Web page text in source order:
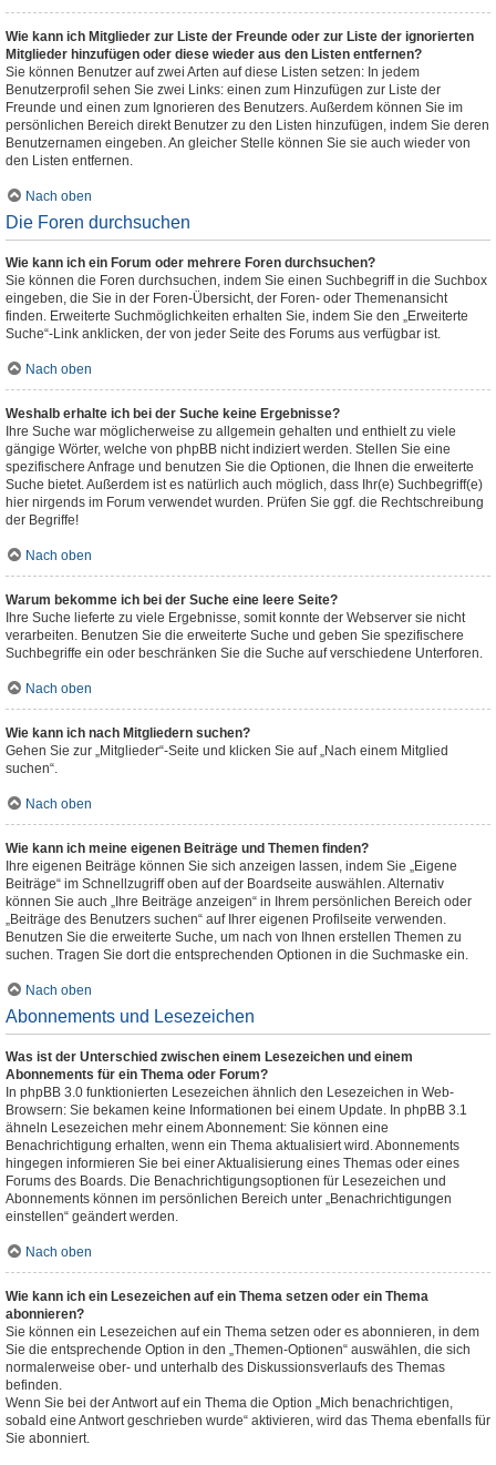
Wie kann ich Mitglieder zur Liste der Freunde oder zur Liste der ignorierten
Mitglieder hinzufügen oder diese wieder aus den Listen entfernen?
Sie können Benutzer auf zwei Arten auf diese Listen setzen: In jedem
Benutzerprofil sehen Sie zwei Links: einen zum Hinzufügen zur Liste der
Freunde und einen zum Ignorieren des Benutzers. Außerdem können Sie im
persönlichen Bereich direkt Benutzer zu den Listen hinzufügen, indem Sie deren
Benutzernamen eingeben. An gleicher Stelle können Sie sie auch wieder von
den Listen entfernen.
Nach oben
Die Foren durchsuchen
Wie kann ich ein Forum oder mehrere Foren durchsuchen?
Sie können die Foren durchsuchen, indem Sie einen Suchbegriff in die Suchbox
eingeben, die Sie in der Foren-Übersicht, der Foren- oder Themenansicht
finden. Erweiterte Suchmöglichkeiten erhalten Sie, indem Sie den „Erweiterte
Suche“-Link anklicken, der von jeder Seite des Forums aus verfügbar ist.
Nach oben
Weshalb erhalte ich bei der Suche keine Ergebnisse?
Ihre Suche war möglicherweise zu allgemein gehalten und enthielt zu viele
gängige Wörter, welche von phpBB nicht indiziert werden. Stellen Sie eine
spezifischere Anfrage und benutzen Sie die Optionen, die Ihnen die erweiterte
Suche bietet. Außerdem ist es natürlich auch möglich, dass Ihr(e) Suchbegriff(e)
hier nirgends im Forum verwendet wurden. Prüfen Sie ggf. die Rechtschreibung
der Begriffe!
Nach oben
Warum bekomme ich bei der Suche eine leere Seite?
Ihre Suche lieferte zu viele Ergebnisse, somit konnte der Webserver sie nicht
verarbeiten. Benutzen Sie die erweiterte Suche und geben Sie spezifischere
Suchbegriffe ein oder beschränken Sie die Suche auf verschiedene Unterforen.
Nach oben
Wie kann ich nach Mitgliedern suchen?
Gehen Sie zur „Mitglieder“-Seite und klicken Sie auf „Nach einem Mitglied
suchen“.
Nach oben
Wie kann ich meine eigenen Beiträge und Themen finden?
Ihre eigenen Beiträge können Sie sich anzeigen lassen, indem Sie „Eigene
Beiträge“ im Schnellzugriff oben auf der Boardseite auswählen. Alternativ
können Sie auch „Ihre Beiträge anzeigen“ in Ihrem persönlichen Bereich oder
„Beiträge des Benutzers suchen“ auf Ihrer eigenen Profilseite verwenden.
Benutzen Sie die erweiterte Suche, um nach von Ihnen erstellen Themen zu
suchen. Tragen Sie dort die entsprechenden Optionen in die Suchmaske ein.
Nach oben
Abonnements und Lesezeichen
Was ist der Unterschied zwischen einem Lesezeichen und einem
Abonnements für ein Thema oder Forum?
In phpBB 3.0 funktionierten Lesezeichen ähnlich den Lesezeichen in Web-
Browsern: Sie bekamen keine Informationen bei einem Update. In phpBB 3.1
ähneln Lesezeichen mehr einem Abonnement: Sie können eine
Benachrichtigung erhalten, wenn ein Thema aktualisiert wird. Abonnements
hingegen informieren Sie bei einer Aktualisierung eines Themas oder eines
Forums des Boards. Die Benachrichtigungsoptionen für Lesezeichen und
Abonnements können im persönlichen Bereich unter „Benachrichtigungen
einstellen“ geändert werden.
Nach oben
Wie kann ich ein Lesezeichen auf ein Thema setzen oder ein Thema
abonnieren?
Sie können ein Lesezeichen auf ein Thema setzen oder es abonnieren, in dem
Sie die entsprechende Option in den „Themen-Optionen“ auswählen, die sich
normalerweise ober- und unterhalb des Diskussionsverlaufs des Themas
befinden.
Wenn Sie bei der Antwort auf ein Thema die Option „Mich benachrichtigen,
sobald eine Antwort geschrieben wurde“ aktivieren, wird das Thema ebenfalls für
Sie abonniert.